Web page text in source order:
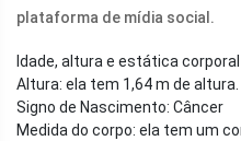
plataforma de mídia social.
Idade, altura e estática corporal
Altura: ela tem 1,64 m de altura.
Signo de Nascimento: Câncer
Medida do corpo: ela tem um